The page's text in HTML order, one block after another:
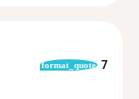
format_quote 7